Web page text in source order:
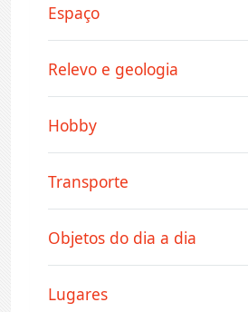
Espaço
Relevo e geologia
Hobby
Transporte
Objetos do dia a dia
Lugares